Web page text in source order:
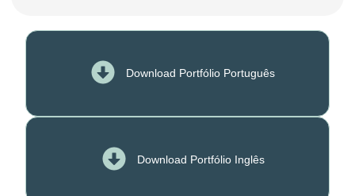
Download Portfólio Português
Download Portfólio Inglês